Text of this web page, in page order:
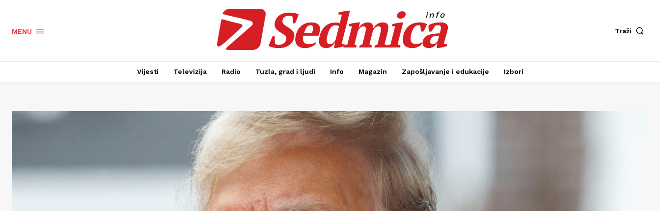
MENU Sedmica
info
Traži
Vijesti Televizija Radio Tuzla, grad i ljudi Info Magazin Zapošljavanje i edukacije Izbori